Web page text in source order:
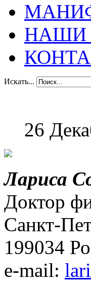
НАШИ
Искать...
26
Лариса
Доктор
Санкт-
199034
e-mail: